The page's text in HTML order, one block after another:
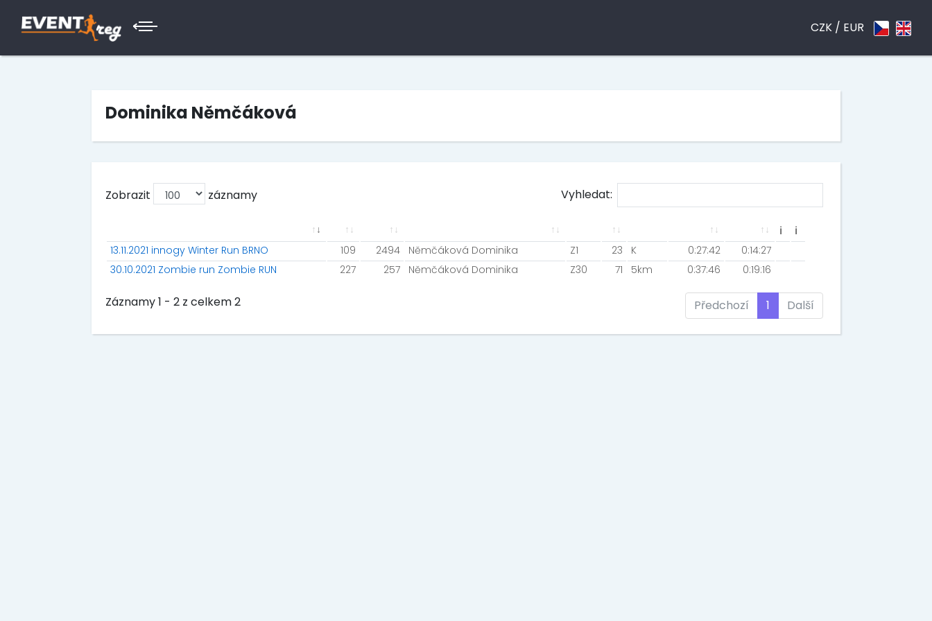
CZK / EUR
Dominika Němčáková
Zobrazit záznamy Vyhledat:
ℹ
ℹ
13.11.2021 innogy Winter Run BRNO
109 2494 Němčáková Dominika Z1 23 K 0:27:42
0:14:27
30.10.2021 Zombie run Zombie RUN
227 257 Němčáková Dominika Z30 71 5km 0:37:46 0:19:16
Záznamy 1 - 2 z celkem 2 Předchozí 1 Další